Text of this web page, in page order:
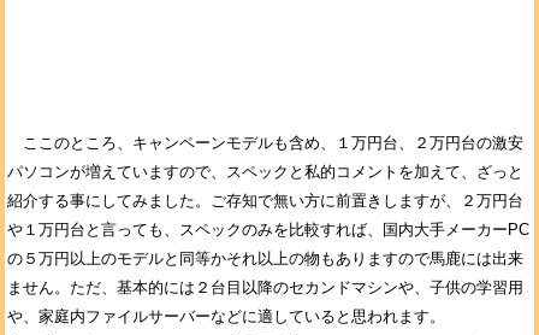
ここのところ、キャンペーンモデルも含め、１万円台、２万円台の激安
パソコンが増えていますので、スペックと私的コメントを加えて、ざっと
紹介する事にしてみました。ご存知で無い方に前置きしますが、２万円台
や１万円台と言っても、スペックのみを比較すれば、国内大手メーカーPC
の５万円以上のモデルと同等かそれ以上の物もありますので馬鹿には出来
ません。ただ、基本的には２台目以降のセカンドマシンや、子供の学習用
や、家庭内ファイルサーバーなどに適していると思われます。